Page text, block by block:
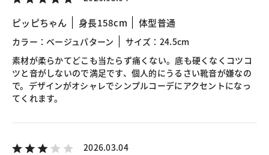
ピッピちゃん 身長158cm 体型普通
カラー：ベージュパターン
サイズ：24.5cm
素材が柔らかてどこも当たらず痛くない。底も硬くなくコツコ
ツと音がしないので満足です、個人的にうるさい靴音が嫌なの
で。デザインがオシャレでシンプルコーデにアクセントになっ
てくれます。
2026.03.04